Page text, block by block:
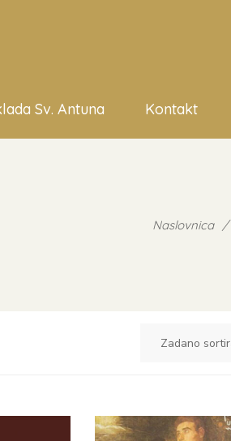
Sv. Antuna Kontakt
Naslovnica /